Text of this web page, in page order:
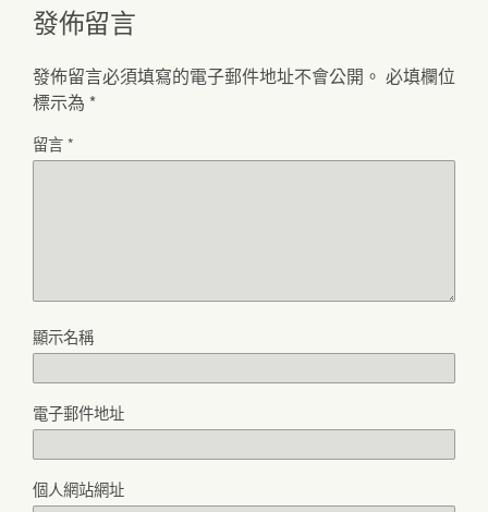
發佈留言
發佈留言必須填寫的電子郵件地址不會公開。 必填欄位
標示為 *
留言*
顯示名稱
電子郵件地址
個人網站網址